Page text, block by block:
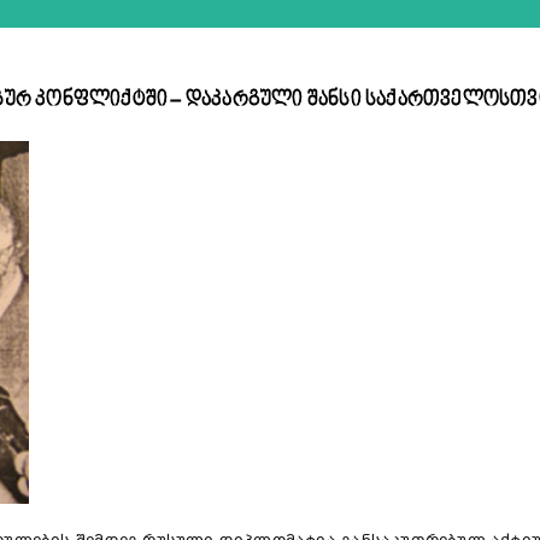
კონფლიქტში – დაკარგული შანსი